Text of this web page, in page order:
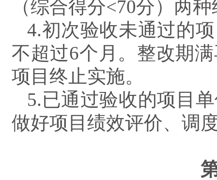
（综合得分<70分）两
4.初次验收未通过的
不超过6个月。整改期
项目终止实施。
5.已通过验收的项目
做好项目绩效评价、调